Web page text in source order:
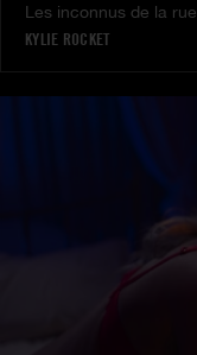
Les inconnus de la rue
KYLIE ROCKET